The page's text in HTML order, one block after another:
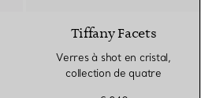
Tiffany Facets
Verres à shot en cristal,
collection de quatre